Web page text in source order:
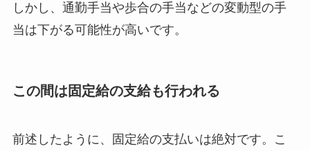
しかし、通勤手当や歩合の手当などの変動型の手
当は下がる可能性が高いです。
この間は固定給の支給も行われる
前述したように、固定給の支払いは絶対です。こ